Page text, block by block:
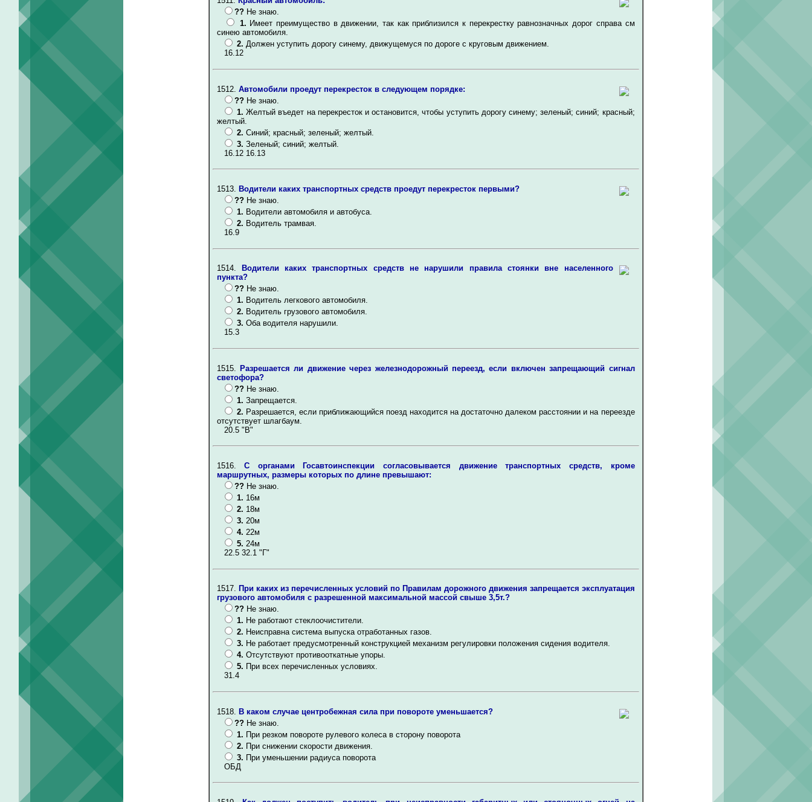
?? Не знаю.
1. Имеет преимущество в движении, так как приблизился к перекрестку равнозначных дорог справа см
синею автомобиля.
2. Должен уступить дорогу синему, движущемуся по дороге с круговым движением.
16.12
1512. Автомобили проедут перекресток в следующем порядке:
?? Не знаю.
1.Желтый въедет на перекресток и остановится, чтобы уступить дорогу синему; зеленый; синий; красный;
желтый.
2. Синий; красный; зеленый; желтый.
3. Зеленый; синий; желтый.
16.12 16.13
1513. Водители каких транспортных средств проедут перекресток первыми?
?? Не знаю.
1. Водители автомобиля и автобуса.
2. Водитель трамвая.
16.9
1514.
Водители каких транспортных средств не нарушили правила стоянки вне населенного
пункта?
?? Не знаю.
1. Водитель легкового автомобиля.
2. Водитель грузового автомобиля.
3. Оба водителя нарушили.
15.3
1515. Разрешается ли движение через железнодорожный переезд, если включен запрещающий сигнал
светофора?
?? Не знаю.
1. Запрещается.
2. Разрешается, если приближающийся поезд находится на достаточно далеком расстоянии и на переезде
отсутствует шлагбаум.
20.5 "В"
1516.С органами Госавтоинспекции согласовывается движение транспортных средств, кроме
маршрутных, размеры которых по длине превышают:
?? Не знаю.
1. 16м
2. 18м
3. 20м
4. 22м
5. 24м
22.5 32.1 "Г"
1517. При каких из перечисленных условий по Правилам дорожного движения запрещается эксплуатация
грузового автомобиля с разрешенной максимальной массой свыше 3,5т.?
?? Не знаю.
1. Не работают стеклоочистители.
2. Неисправна система выпуска отработанных газов.
3. Не работает предусмотренный конструкцией механизм регулировки положения сидения водителя.
4. Отсутствуют противооткатные упоры.
5. При всех перечисленных условиях.
31.4
1518. В каком случае центробежная сила при повороте уменьшается?
?? Не знаю.
1. При резком повороте рулевого колеса в сторону поворота
2. При снижении скорости движения.
3. При уменьшении радиуса поворота
ОБД